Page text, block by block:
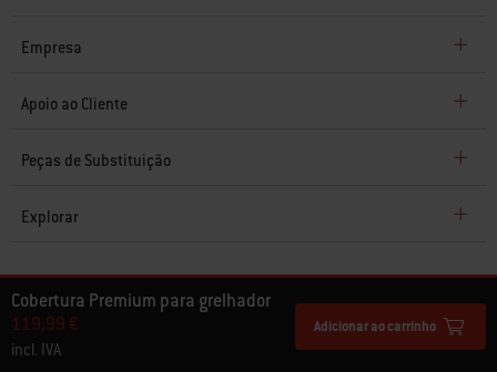
Cobertura Premium para grelhador
119,99 €
incl. IVA
Adicionar ao carrinho
Empresa
Apoio ao Cliente
Peças de Substituição
Explorar
© 2026 Weber. Todos os direitos reservados.